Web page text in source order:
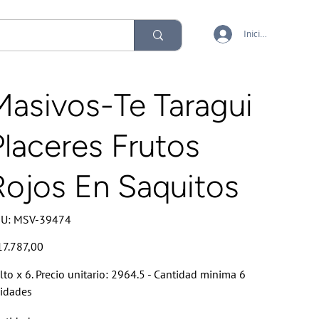
Iniciar sesión
Te Taragui
Frutos
En Saquitos
SKU
MSV-
MSV-39474
x 6. Precio unitario: 2964.5 - Cantidad minima 6